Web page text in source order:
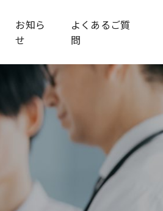
お知ら
せ
よくあるご質
問